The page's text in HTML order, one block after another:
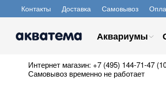
Контакты Доставка Самовывоз
Аквариумы
Интернет магазин: +7 (495) 144-71-47
Самовывоз временно не работает